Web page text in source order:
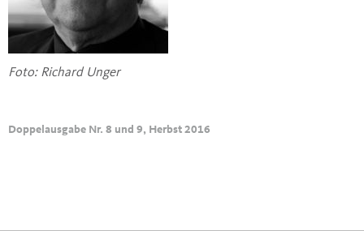
Foto: Richard Unger
Doppelausgabe Nr. 8 und 9, Herbst 2016